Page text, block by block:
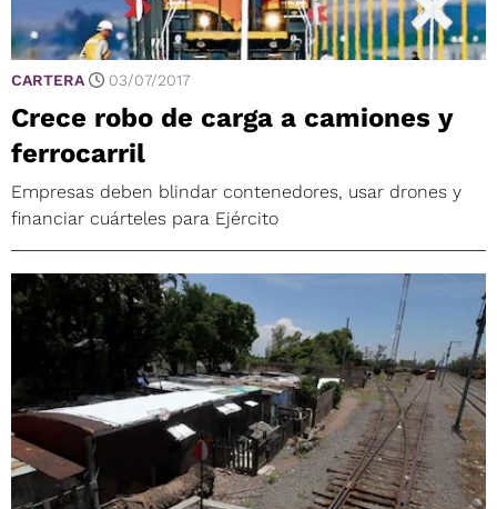
CARTERA 03/07/2017
Crece robo de carga a camiones y
ferrocarril
Empresas deben blindar contenedores, usar drones y
financiar cuárteles para Ejército